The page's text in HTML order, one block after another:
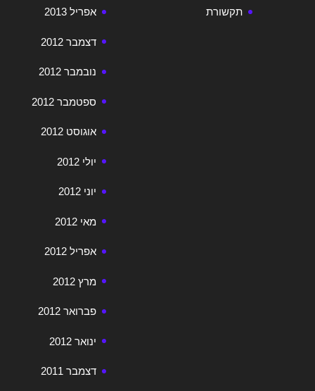
אפריל 2013
דצמבר 2012
נובמבר 2012
ספטמבר 2012
אוגוסט 2012
יולי 2012
יוני 2012
מאי 2012
אפריל 2012
מרץ 2012
פברואר 2012
ינואר 2012
דצמבר 2011
תקשורת